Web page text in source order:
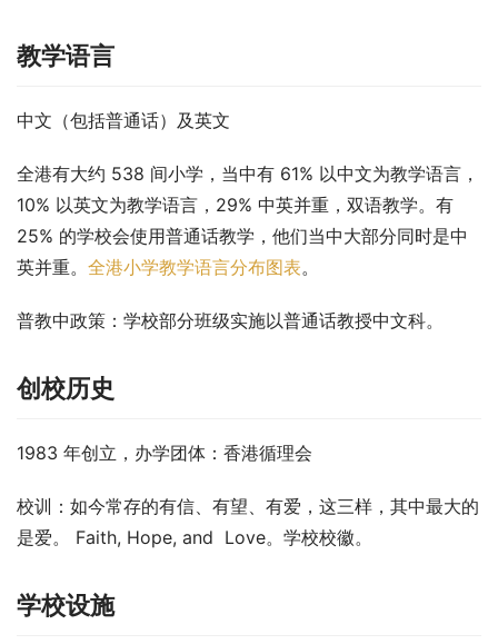
教学语言
中文（包括普通话）及英文
全港有大约 538 间小学，当中有 61% 以中文为教学语言，
10% 以英文为教学语言，29% 中英并重，双语教学。有
25% 的学校会使用普通话教学，他们当中大部分同时是中
英并重。 全港小学教学语言分布图表。
普教中政策 ：学校部分班级实施以普通话教授中文科。
创校历史
1983 年创立，办学团体：香港循理会
校训：如今常存的有信、有望、有爱，这三样，其中最大的
是爱。 Faith, Hope, and  Love。学校校徽。
学校设施